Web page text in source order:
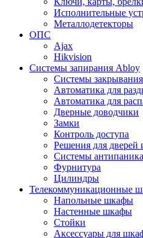
Исполнительные
Металлодетекторы
ОПС
Ajax
Hikvision
Системы запирания Abloy
Cистемы закрывания
Автоматика для
Автоматика для
Дверные доводчики
Замки
Контроль доступа
Решения для дверей
Системы антипаника
Фурнитура
Цилиндры
Телекоммуникационные
Напольные шкафы
Настенные шкафы
Стойки
Аксессуары для